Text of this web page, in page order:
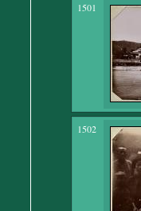
1501
1502